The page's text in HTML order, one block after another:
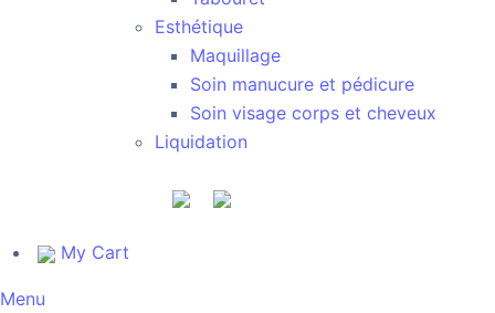
My Cart
Esthétique
Maquillage
Soin manucure et pédicure
Soin visage corps et cheveux
Liquidation
Menu